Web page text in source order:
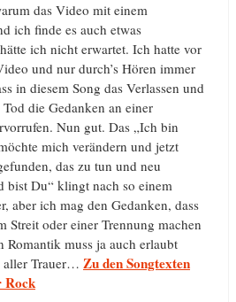
das Video mit einem
ich finde es auch etwas
ich nicht erwartet. Ich hatte vor
und nur durch’s Hören immer
in diesem Song das Verlassen und
die Gedanken an einer
Nun gut. Das „Ich bin
mich verändern und jetzt
das zu tun und neu
bist Du“ klingt nach so einem
aber ich mag den Gedanken, dass
Streit oder einer Trennung machen
Romantik muss ja auch erlaubt
aller Trauer… Zu den Songtexten
Rock